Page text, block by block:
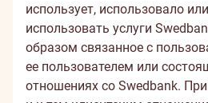
использует, использовало
использовать услуги
образом связанное с
ее пользователем или
отношениях со Swedbank.